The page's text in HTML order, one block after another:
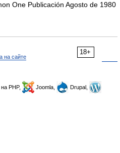
One Publicación Agosto de 1980
18+
на сайте
PHP, Joomla,
Drupal,